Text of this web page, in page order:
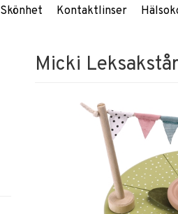
Skönhet Kontaktlinser
Micki